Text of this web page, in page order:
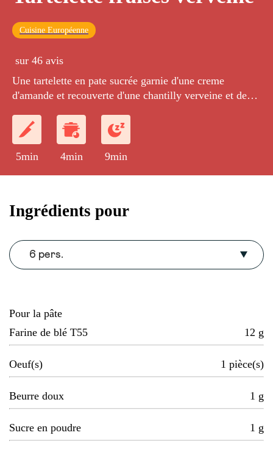
Cuisine Européenne
sur 46 avis
Une tartelette en pate sucrée garnie d'une creme
d'amande et recouverte d'une chantilly verveine et de
5min 4min 9min
Ingrédients pour
6 pers.
Pour la pâte
Farine de blé T55
12 g
Oeuf(s) 1 pièce(s)
Beurre doux 1 g
Sucre en poudre 1 g